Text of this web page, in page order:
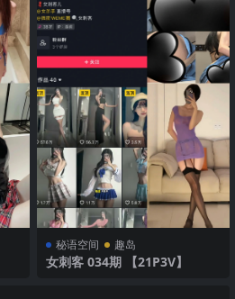
秘语空间 趣岛
女刺客 034期 【21P3V】